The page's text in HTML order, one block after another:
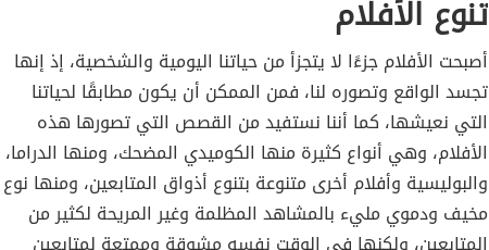
تنوع الأفلام
أصبحت الأفلام جزءًا لا يتجزأ من حياتنا اليومية والشخصية، إذ إنها
تجسد الواقع وتصوره لنا، فمن الممكن أن يكون مطابقًا لحياتنا
التي نعيشها، كما أننا نستفيد من القصص التي تصورها هذه
الأفلام، وهي أنواع كثيرة منها الكوميدي المضحك، ومنها الدراما،
والبوليسية وأفلام أخرى متنوعة بتنوع أذواق المتابعين، ومنها نوع
مخيف ودموي مليء بالمشاهد المظلمة وغير المريحة لكثير من